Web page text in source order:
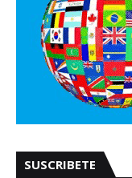
SUSCRIBETE